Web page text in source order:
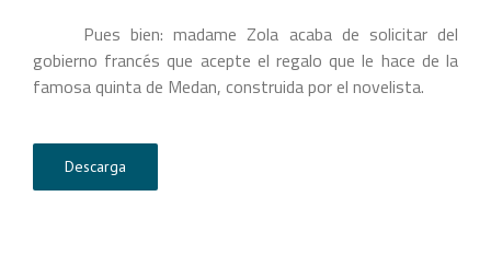
Pues bien: madame Zola acaba de solicitar del
gobierno francés que acepte el regalo que le hace de la
famosa quinta de Medan, construida por el novelista.
Descarga